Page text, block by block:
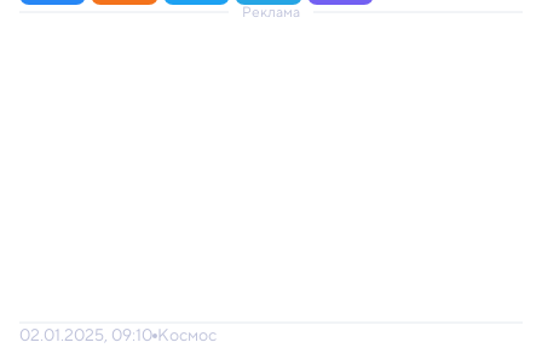
Реклама
02.01.2025, 09:10 Космос